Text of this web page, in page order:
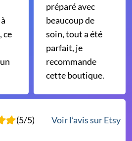
ce
préparé avec
beaucoup de
soin, tout a été
parfait, je
recommande
cette boutique.
(5/5)
Voir l’avis sur Etsy